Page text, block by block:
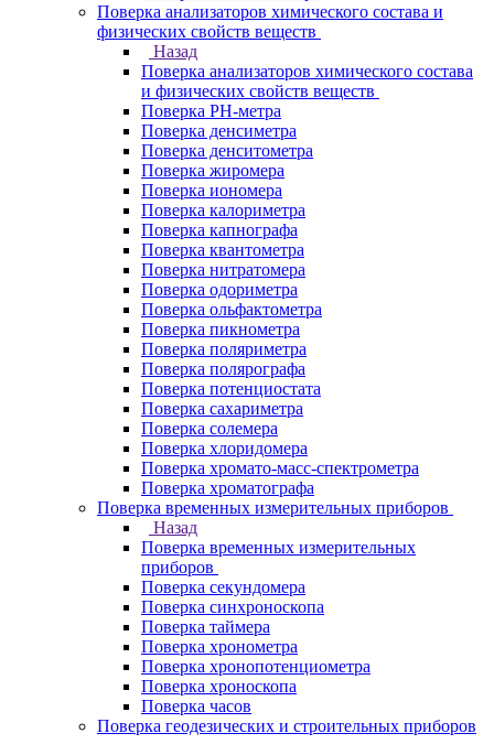
Поверка анализаторов химического состава и
физических свойств веществ
Назад
Поверка анализаторов химического состава
и физических свойств веществ
Поверка PH-метра
Поверка денсиметра
Поверка денситометра
Поверка жиромера
Поверка иономера
Поверка калориметра
Поверка капнографа
Поверка квантометра
Поверка нитратомера
Поверка одориметра
Поверка ольфактометра
Поверка пикнометра
Поверка поляриметра
Поверка полярографа
Поверка потенциостата
Поверка сахариметра
Поверка солемера
Поверка хлоридомера
Поверка хромато-масс-спектрометра
Поверка хроматографа
Поверка временных измерительных приборов
Назад
Поверка временных измерительных
приборов
Поверка секундомера
Поверка синхроноскопа
Поверка таймера
Поверка хронометра
Поверка хронопотенциометра
Поверка хроноскопа
Поверка часов
Поверка геодезических и строительных приборов